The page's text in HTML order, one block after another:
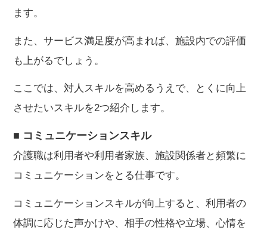
ます。
また、サービス満足度が高まれば、施設内での評価
も上がるでしょう。
ここでは、対人スキルを高めるうえで、とくに向上
させたいスキルを2つ紹介します。
■ コミュニケーションスキル
介護職は利用者や利用者家族、施設関係者と頻繁に
コミュニケーションをとる仕事です。
コミュニケーションスキルが向上すると、利用者の
体調に応じた声かけや、相手の性格や立場、心情を